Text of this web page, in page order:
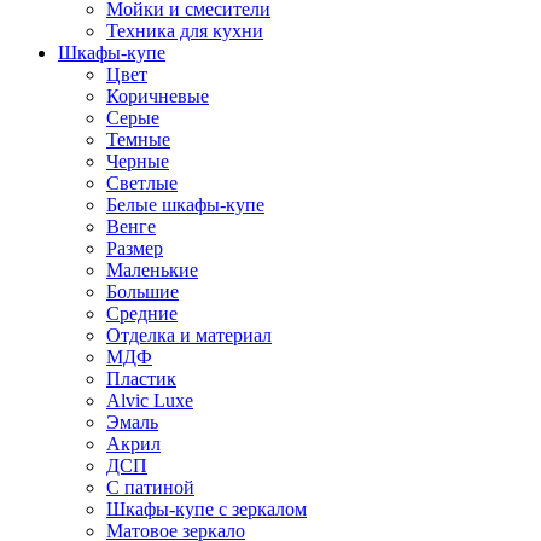
Мойки и смесители
Техника для кухни
Шкафы-купе
Цвет
Коричневые
Серые
Темные
Черные
Светлые
Белые шкафы-купе
Венге
Размер
Маленькие
Большие
Средние
Отделка и материал
МДФ
Пластик
Alvic Luxe
Эмаль
Акрил
ДСП
С патиной
Шкафы-купе с зеркалом
Матовое зеркало